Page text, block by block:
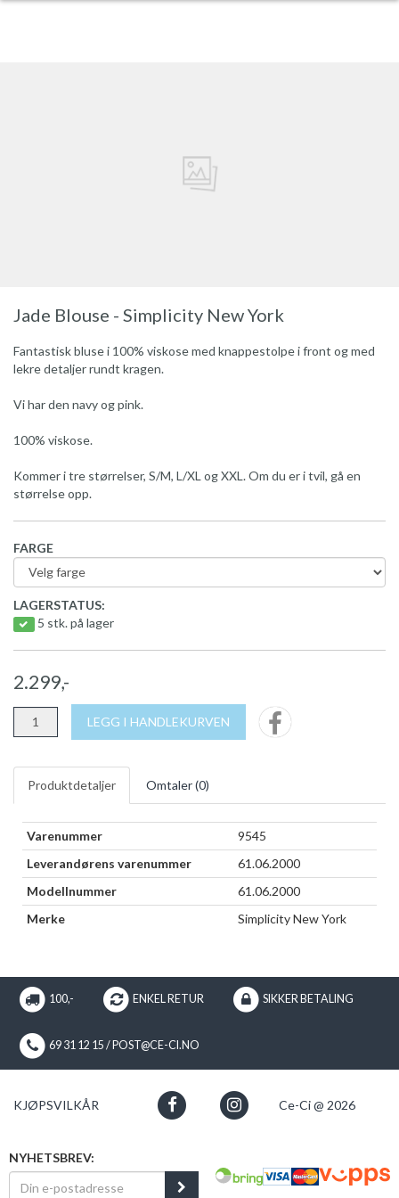
Jade Blouse - Simplicity New York
Fantastisk bluse i 100% viskose med knappestolpe i front og med
lekre detaljer rundt kragen.
Vi har den navy og pink.
100% viskose.
Kommer i tre størrelser, S/M, L/XL og XXL. Om du er i tvil, gå en
størrelse opp.
FARGE
LAGERSTATUS:
5 stk. på lager
2.299,-
LEGG I HANDLEKURVEN
Produktdetaljer Omtaler (0)
Varenummer
9545
Leverandørens varenummer
61.06.2000
Modellnummer
61.06.2000
Merke
Simplicity New York
100,- ENKEL RETUR SIKKER BETALING
69 31 12 15 / POST@CE-CI.NO
KJØPSVILKÅR Ce-Ci @ 2026
NYHETSBREV: